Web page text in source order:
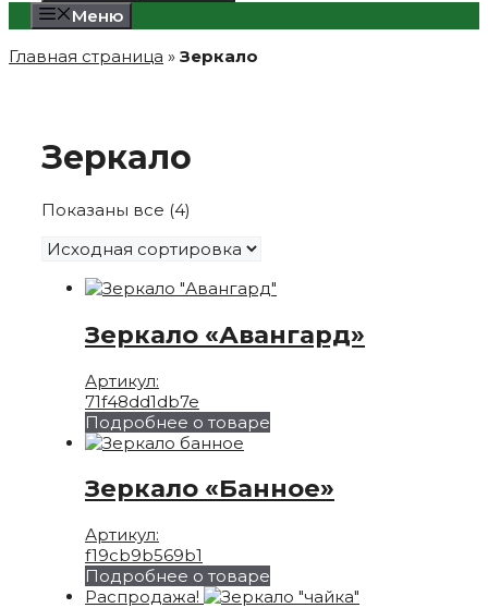
Меню
Главная страница » Зеркало
Зеркало
Показаны все (4)
Зеркало «Авангард»
Артикул:
71f48dd1db7e
Подробнее о товаре
Зеркало «Банное»
Артикул:
f19cb9b569b1
Подробнее о товаре
Распродажа!